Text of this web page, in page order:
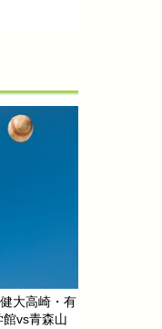
大高崎・有
vs青森山